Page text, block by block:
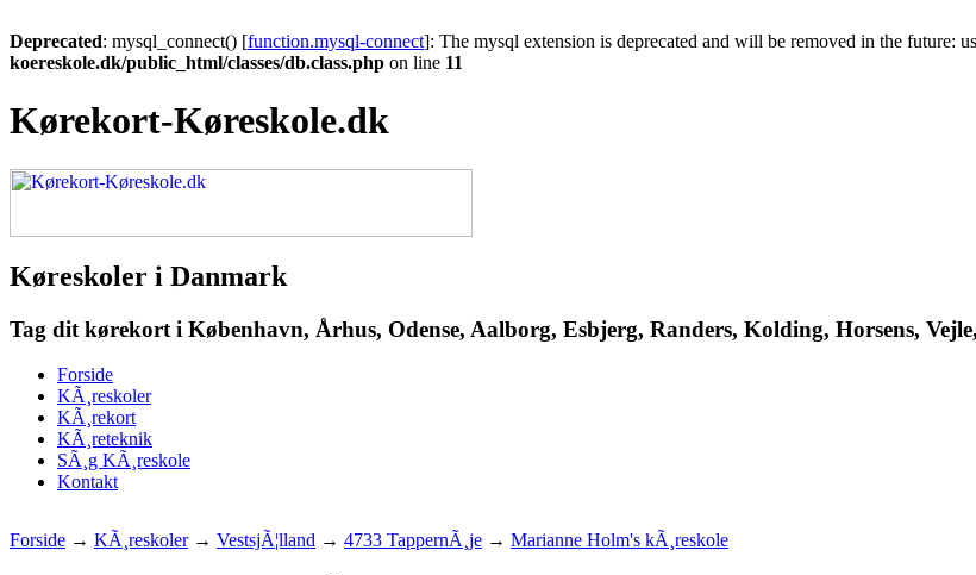
Deprecated: mysql_connect() [function.mysql-connect]: The mysql extension is deprecated and will be removed in the future:
koereskole.dk/public_html/classes/db.class.php on line 11
Kørekort-Køreskole.dk
Køreskoler i Danmark
Tag dit kørekort i København, Århus, Odense, Aalborg, Esbjerg, Randers, Kolding, Horsens,
Forside
KÃ¸reskoler
KÃ¸rekort
KÃ¸reteknik
SÃ¸g KÃ¸reskole
Kontakt
Forside → KÃ¸reskoler→ VestsjÃ¦lland → 4733 TappernÃ¸je → Marianne Holm's kÃ¸reskole